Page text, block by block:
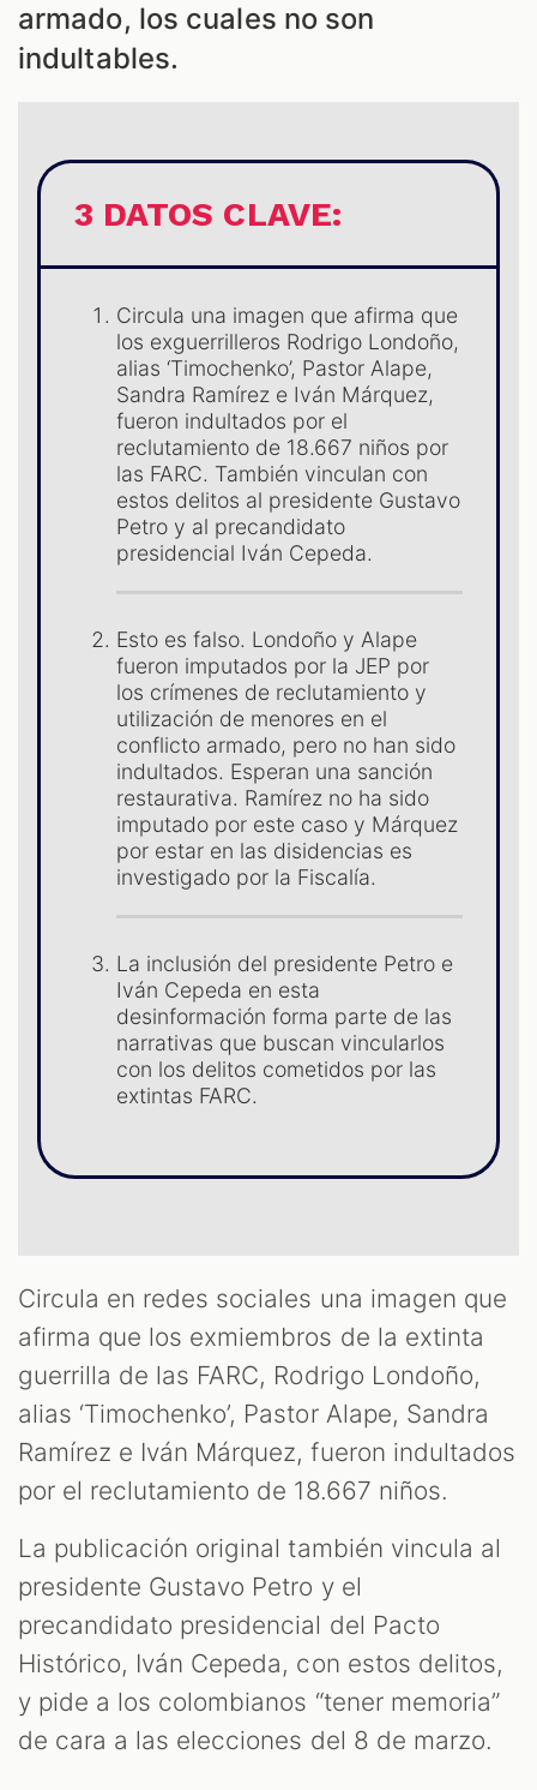
armado, los cuales no son
indultables.
3 DATOS CLAVE:
Circula una imagen que afirma que
los exguerrilleros Rodrigo Londoño,
alias ‘Timochenko’, Pastor Alape,
Sandra Ramírez e Iván Márquez,
fueron indultados por el
reclutamiento de 18.667 niños por
las FARC. También vinculan con
estos delitos al presidente Gustavo
Petro y al precandidato
presidencial Iván Cepeda.
Esto es falso. Londoño y Alape
fueron imputados por la JEP por
los crímenes de reclutamiento y
utilización de menores en el
conflicto armado, pero no han sido
indultados. Esperan una sanción
restaurativa. Ramírez no ha sido
imputado por este caso y Márquez
por estar en las disidencias es
investigado por la Fiscalía.
La inclusión del presidente Petro e
Iván Cepeda en esta
desinformación forma parte de las
narrativas que buscan vincularlos
con los delitos cometidos por las
extintas FARC.
Circula en redes sociales una imagen que
afirma que los exmiembros de la extinta
guerrilla de las FARC, Rodrigo Londoño,
alias ‘Timochenko’, Pastor Alape, Sandra
Ramírez e Iván Márquez, fueron indultados
por el reclutamiento de 18.667 niños.
La publicación original también vincula al
presidente Gustavo Petro y el
precandidato presidencial del Pacto
Histórico, Iván Cepeda, con estos delitos,
y pide a los colombianos “tener memoria”
de cara a las elecciones del 8 de marzo.